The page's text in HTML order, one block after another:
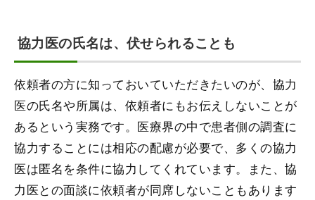
協力医の氏名は、伏せられることも
依頼者の方に知っておいていただきたいのが、協力
医の氏名や所属は、依頼者にもお伝えしないことが
あるという実務です。医療界の中で患者側の調査に
協力することには相応の配慮が必要で、多くの協力
医は匿名を条件に協力してくれています。また、協
力医との面談に依頼者が同席しないこともあります